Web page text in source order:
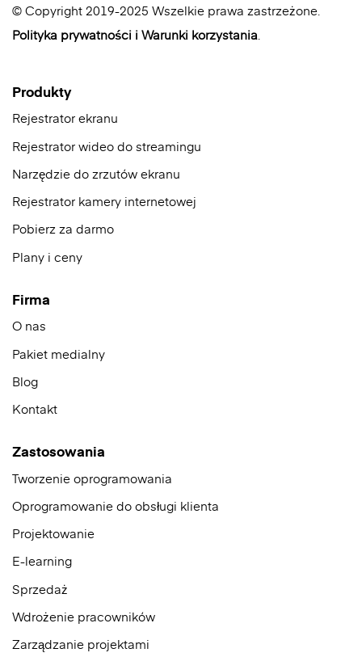
© Copyright 2019-2025 Wszelkie prawa zastrzeżone.
Polityka prywatności iWarunki korzystania
Produkty
Rejestrator ekranu
Rejestrator wideo do streamingu
Narzędzie do zrzutów ekranu
Rejestrator kamery internetowej
Pobierz za darmo
Plany i ceny
Firma
O nas
Pakiet medialny
Blog
Kontakt
Zastosowania
Tworzenie oprogramowania
Oprogramowanie do obsługi klienta
Projektowanie
E-learning
Sprzedaż
Wdrożenie pracowników
Zarządzanie projektami